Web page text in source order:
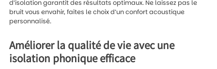
d’isolation garantit des résultats optimaux. Ne laissez pas le
bruit vous envahir, faites le choix d’un confort acoustique
personnalisé.
Améliorer la qualité de vie avec une
isolation phonique efficace